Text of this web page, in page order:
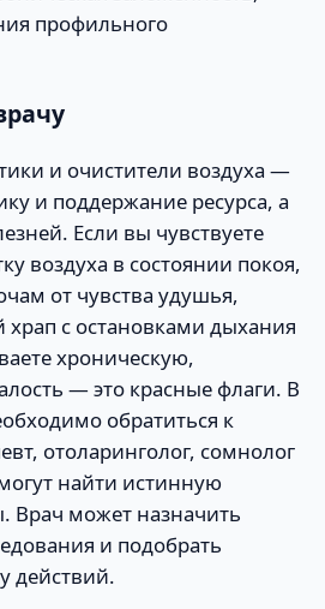
профильного
и очистители воздуха —
и поддержание ресурса, а
Если вы чувствуете
воздуха в состоянии покоя,
от чувства удушья,
храп с остановками дыхания
хроническую,
— это красные флаги. В
обратиться к
отоларинголог, сомнолог
найти истинную
Врач может назначить
и подобрать
действий.